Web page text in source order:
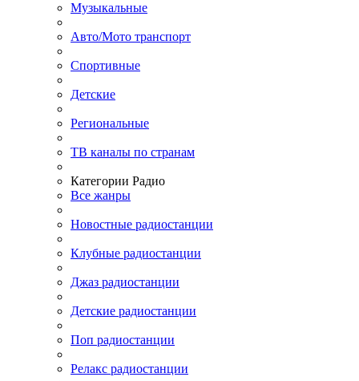
Музыкальные
Авто/Мото транспорт
Спортивные
Детские
Региональные
ТВ каналы по странам
Категории Радио
Все жанры
Новостные радиостанции
Клубные радиостанции
Джаз радиостанции
Детские радиостанции
Поп радиостанции
Релакс радиостанции